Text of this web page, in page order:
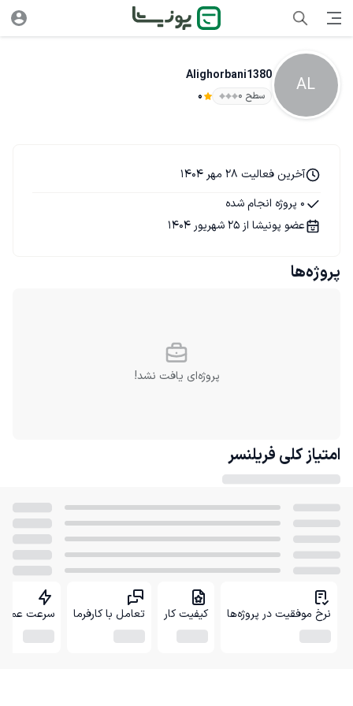
AL
Alighorbani1380
سطح ۰ 0
آخرین فعالیت 28 مهر 1404
0 پروژه انجام شده
عضو پونیشا از 25 شهریور 1404
پروژه‌ها
پروژه‌ای یافت نشد!
امتیاز کلی فریلنسر
نرخ موفقیت در پروژه‌ها کیفیت کار تعامل با کارفرما سرعت عمل